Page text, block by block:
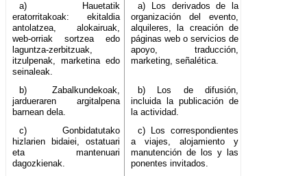
a) Hauetatik
eratorritakoak: ekitaldia
antolatzea, alokairuak,
web-orriak sortzea edo
laguntza-zerbitzuak,
itzulpenak, marketina edo
seinaleak.
a) Los derivados de la
organización del evento,
alquileres, la creación de
páginas web o servicios de
apoyo, traducción,
marketing, señalética.
b) Zabalkundekoak,
jardueraren argitalpena
barnean dela.
b) Los de difusión,
incluida la publicación de
la actividad.
c) Gonbidatutako
hizlarien bidaiei, ostatuari
eta mantenuari
dagozkienak.
c) Los correspondientes
a viajes, alojamiento y
manutención de los y las
ponentes invitados.